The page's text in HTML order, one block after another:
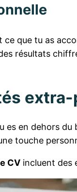
que tu as
résultats
en dehors
touche
CV incluent des